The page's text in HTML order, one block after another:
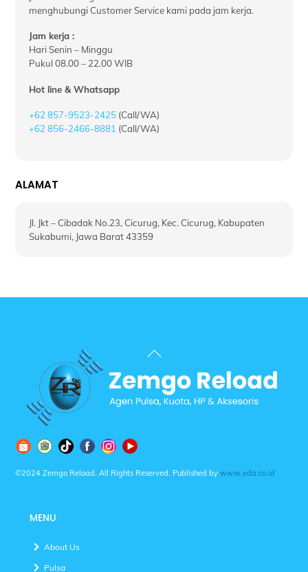
menghubungi Customer Service kami pada jam kerja.
Jam kerja :
Hari Senin – Minggu
Pukul 08.00 – 22.00 WIB
Hot line & Whatsapp
+62 857-9523-2425 (Call/WA)
+62 856-2466-8881 (Call/WA)
ALAMAT
Jl. Jkt – Cibadak No.23, Cicurug, Kec. Cicurug, Kabupaten
Sukabumi, Jawa Barat 43359
Back
Top
©2024 Zemgo Reload. All Rights Reserved. Published bywww.eda.co.id
MENU
About Us
Pulsa